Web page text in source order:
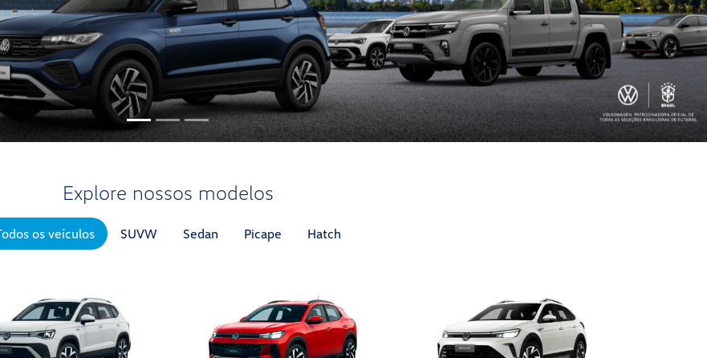
Explore nossos modelos
os veículos SUVW Sedan Picape Hatch